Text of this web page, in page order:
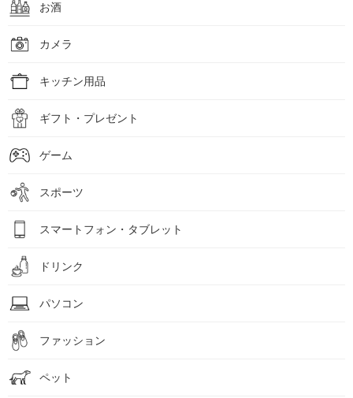
お酒
カメラ
キッチン用品
ギフト・プレゼント
ゲーム
スポーツ
スマートフォン・タブレット
ドリンク
パソコン
ファッション
ペット